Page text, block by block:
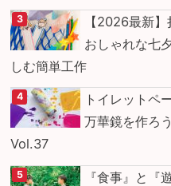
【2026最新
おしゃれな七
しむ簡単工作
トイレットペ
万華鏡を作ろ
Vol.37
『食事』と『